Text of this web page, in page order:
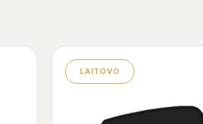
LAITOVO